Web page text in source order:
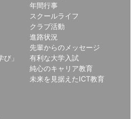
」
年間行事
スクールライフ
クラブ活動
進路状況
先輩からのメッセージ
有利な大学入試
純心のキャリア教育
未来を見据えたICT教育